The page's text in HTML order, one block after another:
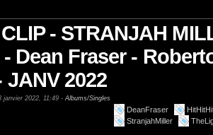
- STRANJAH
Dean Fraser -
JANV 2022
janvier 2022, 11:49 -Albums/Singles
DeanFraser
StranjahMiller